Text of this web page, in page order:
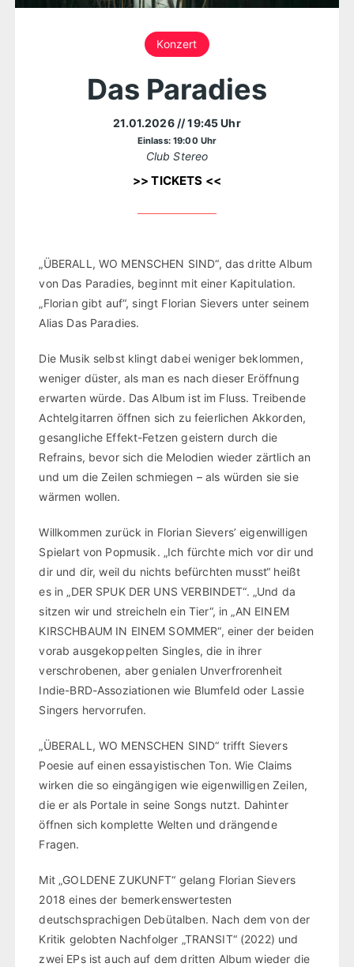
Konzert
Das Paradies
21.01.2026 // 19:45 Uhr
Einlass: 19:00 Uhr
Club Stereo
>> TICKETS <<
„ÜBERALL, WO MENSCHEN SIND“, das dritte Album
von Das Paradies, beginnt mit einer Kapitulation.
„Florian gibt auf“, singt Florian Sievers unter seinem
Alias Das Paradies.
Die Musik selbst klingt dabei weniger beklommen,
weniger düster, als man es nach dieser Eröffnung
erwarten würde. Das Album ist im Fluss. Treibende
Achtelgitarren öffnen sich zu feierlichen Akkorden,
gesangliche Effekt-Fetzen geistern durch die
Refrains, bevor sich die Melodien wieder zärtlich an
und um die Zeilen schmiegen – als würden sie sie
wärmen wollen.
Willkommen zurück in Florian Sievers’ eigenwilligen
Spielart von Popmusik. „Ich fürchte mich vor dir und
dir und dir, weil du nichts befürchten musst“ heißt
es in „DER SPUK DER UNS VERBINDET“. „Und da
sitzen wir und streicheln ein Tier“, in „AN EINEM
KIRSCHBAUM IN EINEM SOMMER“, einer der beiden
vorab ausgekoppelten Singles, die in ihrer
verschrobenen, aber genialen Unverfrorenheit
Indie-BRD-Assoziationen wie Blumfeld oder Lassie
Singers hervorrufen.
„ÜBERALL, WO MENSCHEN SIND“ trifft Sievers
Poesie auf einen essayistischen Ton. Wie Claims
wirken die so eingängigen wie eigenwilligen Zeilen,
die er als Portale in seine Songs nutzt. Dahinter
öffnen sich komplette Welten und drängende
Fragen.
Mit „GOLDENE ZUKUNFT“ gelang Florian Sievers
2018 eines der bemerkenswertesten
deutschsprachigen Debütalben. Nach dem von der
Kritik gelobten Nachfolger „TRANSIT“ (2022) und
zwei EPs ist auch auf dem dritten Album wieder die